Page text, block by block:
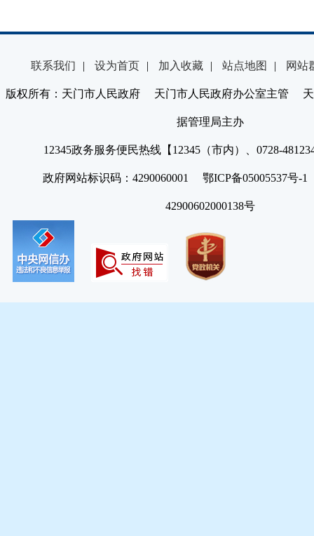
联系我们 | 设为首页 | 加入收藏 | 站点地图 | 网站
版权所有：天门市人民政府 天门市人民政府办公室主管 天
据管理局主办
12345政务服务便民热线【12345（市内）、0728-
政府网站标识码：4290060001 鄂ICP备05005537号
42900602000138号